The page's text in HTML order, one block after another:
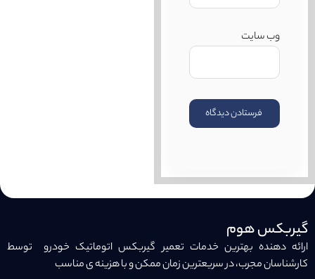
وب‌ سایت
گیربکس هوم
ارائه دهنده بهترین خدمات تعمیر گیربکس اتوماتیک خودرو توسط
کارشناسان مجرب، در سریعترین زمان ممکن و با هزینه ی مناسب